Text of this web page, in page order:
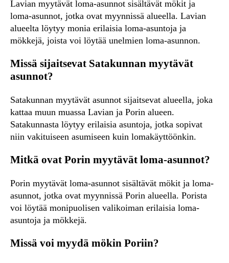
Lavian myytävät loma-asunnot sisältävät mökit ja
loma-asunnot, jotka ovat myynnissä alueella. Lavian
alueelta löytyy monia erilaisia loma-asuntoja ja
mökkejä, joista voi löytää unelmien loma-asunnon.
Missä sijaitsevat Satakunnan myytävät
asunnot?
Satakunnan myytävät asunnot sijaitsevat alueella, joka
kattaa muun muassa Lavian ja Porin alueen.
Satakunnasta löytyy erilaisia asuntoja, jotka sopivat
niin vakituiseen asumiseen kuin lomakäyttöönkin.
Mitkä ovat Porin myytävät loma-asunnot?
Porin myytävät loma-asunnot sisältävät mökit ja loma-
asunnot, jotka ovat myynnissä Porin alueella. Porista
voi löytää monipuolisen valikoiman erilaisia loma-
asuntoja ja mökkejä.
Missä voi myydä mökin Poriin?